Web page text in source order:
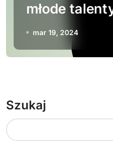
młode
mar 19, 2024
Szukaj